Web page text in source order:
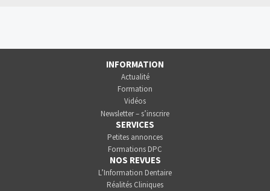
INFORMATION
Actualité
Formation
Vidéos
Newsletter – s’inscrire
SERVICES
Petites annonces
Formations DPC
NOS REVUES
L’Information Dentaire
Réalités Cliniques